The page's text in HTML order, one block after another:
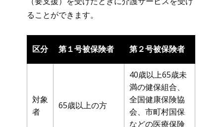
ることができます。
区分 第１号被保険者 第２号被保険者
対象
者
65歳以上の方
40歳以上65歳未
満の健保組合、
全国健康保険協
会、市町村国保
などの医療保険